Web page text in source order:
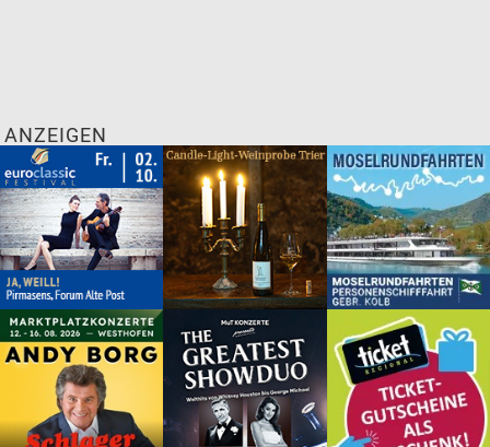
ANZEIGEN